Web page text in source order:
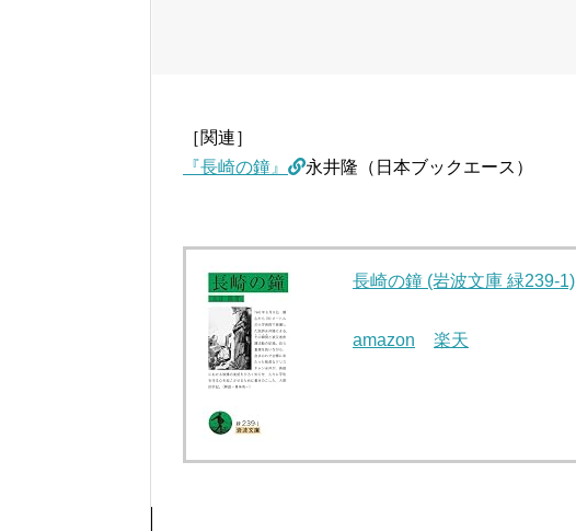
［関連］
『長崎の鐘』
永井隆（日本ブックエース）
長崎の鐘 (岩波文庫 緑239-1)
amazon 楽天